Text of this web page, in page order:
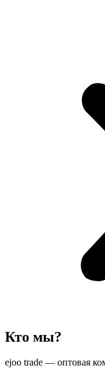
Кто мы?
ejoo trade — оптовая